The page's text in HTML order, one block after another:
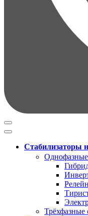
Стабилизаторы
Однофазные
Трёхфазные